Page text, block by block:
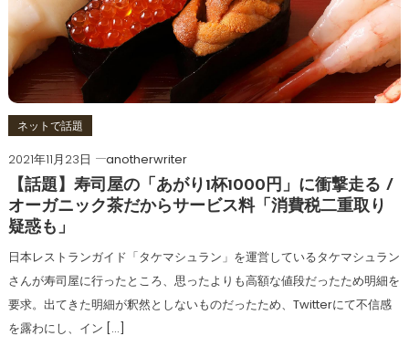
ネットで話題
2021年11月23日
anotherwriter
【話題】寿司屋の「あがり1杯1000円」に衝撃走る /
オーガニック茶だからサービス料「消費税二重取り
疑惑も」
日本レストランガイド「タケマシュラン」を運営しているタケマシュラン
さんが寿司屋に行ったところ、思ったよりも高額な値段だったため明細を
要求。出てきた明細が釈然としないものだったため、Twitterにて不信感
を露わにし、イン […]